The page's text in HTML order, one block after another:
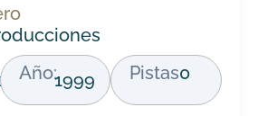
Año:1999 Pistas0